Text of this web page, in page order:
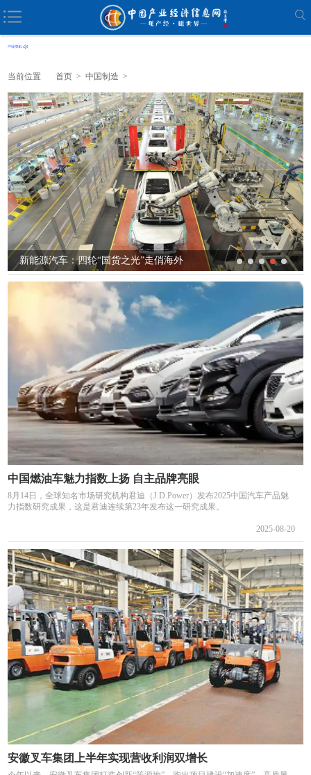
当前位置 首页 > 中国制造 >
新能源汽车：四轮“国货之光”走俏海外
中国燃油车魅力指数上扬 自主品牌亮眼
8月14日，全球知名市场研究机构君迪（J.D.Power）发布2025中国汽车产品魅
力指数研究成果，这是君迪连续第23年发布这一研究成果。
2025-08-20
安徽叉车集团上半年实现营收利润双增长